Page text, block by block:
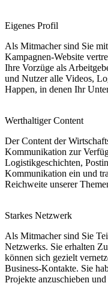
Eigenes Profil
Als Mitmacher sind Sie
Kampagnen-Website
Ihre Vorzüge als
und Nutzer alle Videos,
Happen, in denen Ihr
Werthaltiger Content
Der Content der
Kommunikation zur
Logistikgeschichten,
Kommunikation ein und
Reichweite unserer
Starkes Netzwerk
Als Mitmacher sind Sie
Netzwerks. Sie erhalten
können sich gezielt
Business-Kontakte. Sie
Projekte anzuschieben